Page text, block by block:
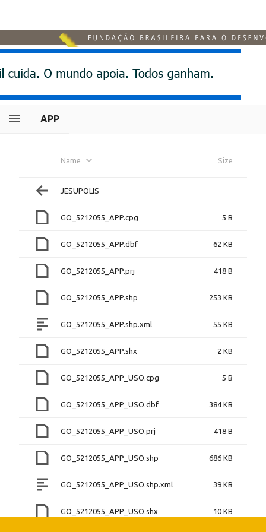
APP
Name Size
JESUPOLIS
GO_5212055_APP.cpg 5 B
GO_5212055_APP.dbf 62 KB
GO_5212055_APP.prj 418 B
GO_5212055_APP.shp 253 KB
GO_5212055_APP.shp.xml 55 KB
GO_5212055_APP.shx 2 KB
GO_5212055_APP_USO.cpg 5 B
GO_5212055_APP_USO.dbf 384 KB
GO_5212055_APP_USO.prj 418 B
GO_5212055_APP_USO.shp 686 KB
GO_5212055_APP_USO.shp.xml 39 KB
GO_5212055_APP_USO.shx 10 KB